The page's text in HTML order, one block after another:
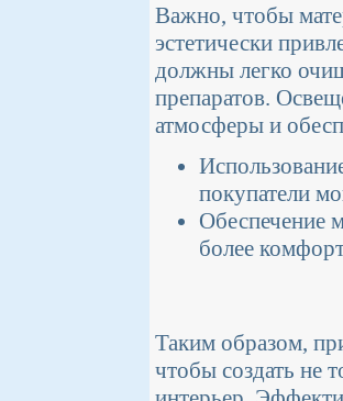
Важно, чтобы
эстетически
должны легко
препаратов.
атмосферы и
покупатели
Обеспечение
более
Таким образом,
чтобы создать не